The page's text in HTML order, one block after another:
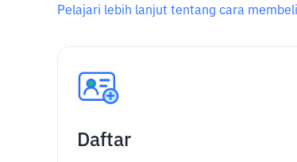
Pelajari lebih lanjut tentang cara
Daftar